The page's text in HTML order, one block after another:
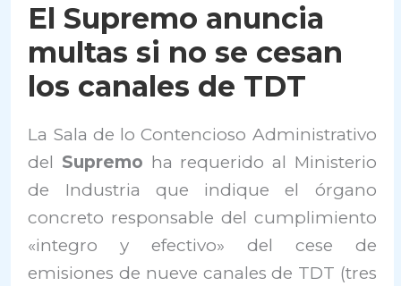
El Supremo anuncia
multas si no se cesan
los canales de TDT
La Sala de lo Contencioso Administrativo
del Supremo ha requerido al Ministerio
de Industria que indique el órgano
concreto responsable del cumplimiento
«integro y efectivo» del cese de
emisiones de nueve canales de TDT (tres